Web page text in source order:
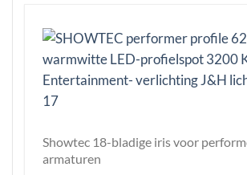
Showtec 18-bladige iris voor
armaturen